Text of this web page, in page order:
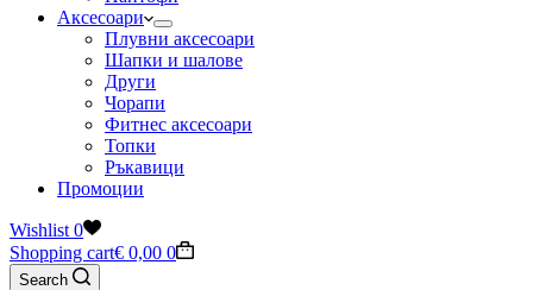
Аксесоари
Плувни аксесоари
Шапки и шалове
Други
Чорапи
Фитнес аксесоари
Топки
Ръкавици
Промоции
Wishlist 0
Shopping cart€ 0,00 0
Search